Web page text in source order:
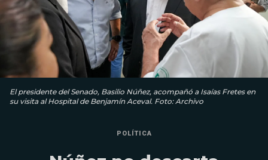
El presidente del Senado, Basilio Núñez, acompañó a Isaías Fretes en
su visita al Hospital de Benjamín Aceval. Foto: Archivo
POLÍTICA